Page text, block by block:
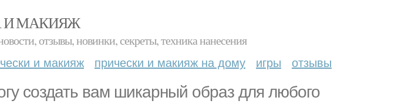
И МАКИЯЖ
отзывы, новинки, секреты, техника нанесения
и макияж прически и макияж на дому игры отзывы
создать вам шикарный образ для любого